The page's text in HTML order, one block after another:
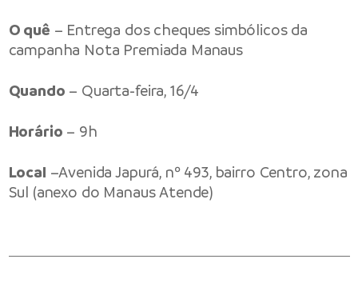
O quê – Entrega dos cheques simbólicos da
campanha Nota Premiada Manaus
Quando – Quarta-feira, 16/4
Horário – 9h
Local –Avenida Japurá, nº 493, bairro Centro, zona
Sul (anexo do Manaus Atende)